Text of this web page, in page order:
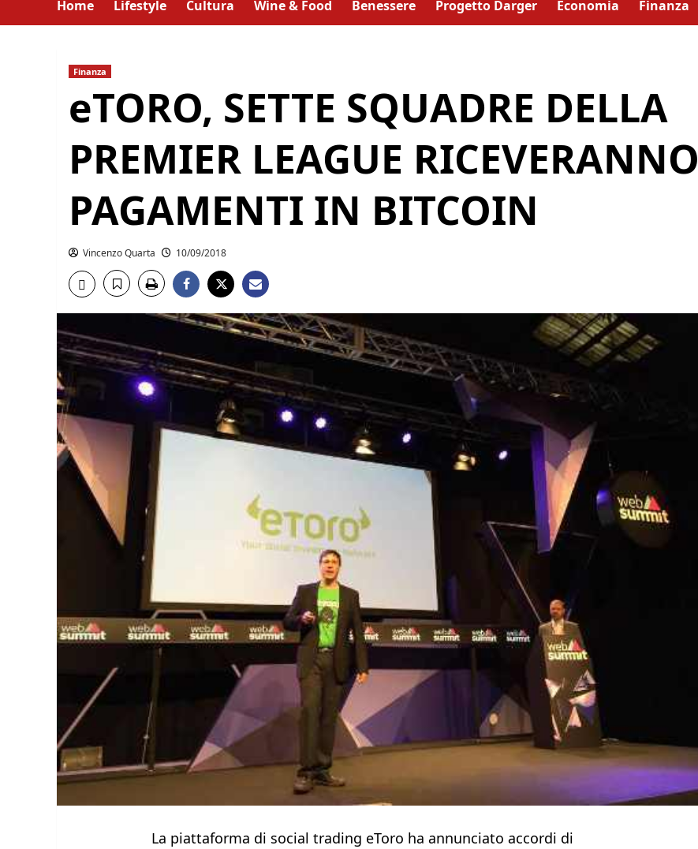
Home Lifestyle Cultura Wine & Food Benessere Progetto Darger Economia Finanza
Finanza
eTORO, SETTE SQUADRE DELLA
PREMIER LEAGUE RICEVERANNO
PAGAMENTI IN BITCOIN
Vincenzo Quarta 10/09/2018
La piattaforma di social trading eToro ha annunciato accordi di
Finanza Lifestyle
ITCup, il Trading Bootcamp riparte il 18
marzo
Andrea Fiorini 14/03/2024